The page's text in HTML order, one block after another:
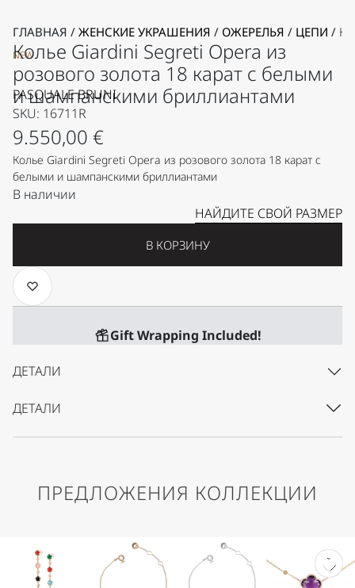
ГЛАВНАЯ / ЖЕНСКИЕ УКРАШЕНИЯ / ОЖЕРЕЛЬЯ / ЦЕПИ /
NEW
Колье Giardini Segreti Opera из
розового золота 18 карат с белыми
и шампанскими бриллиантами
PASQUALE BRUNI
SKU: 16711R
9.550,00 €
Колье Giardini Segreti Opera из розового золота 18 карат с
белыми и шампанскими бриллиантами
В наличии
НАЙДИТЕ СВОЙ РАЗМЕР
В КОРЗИНУ
Gift Wrapping Included!
ДЕТАЛИ
ДЕТАЛИ
ПРЕДЛОЖЕНИЯ КОЛЛЕКЦИИ